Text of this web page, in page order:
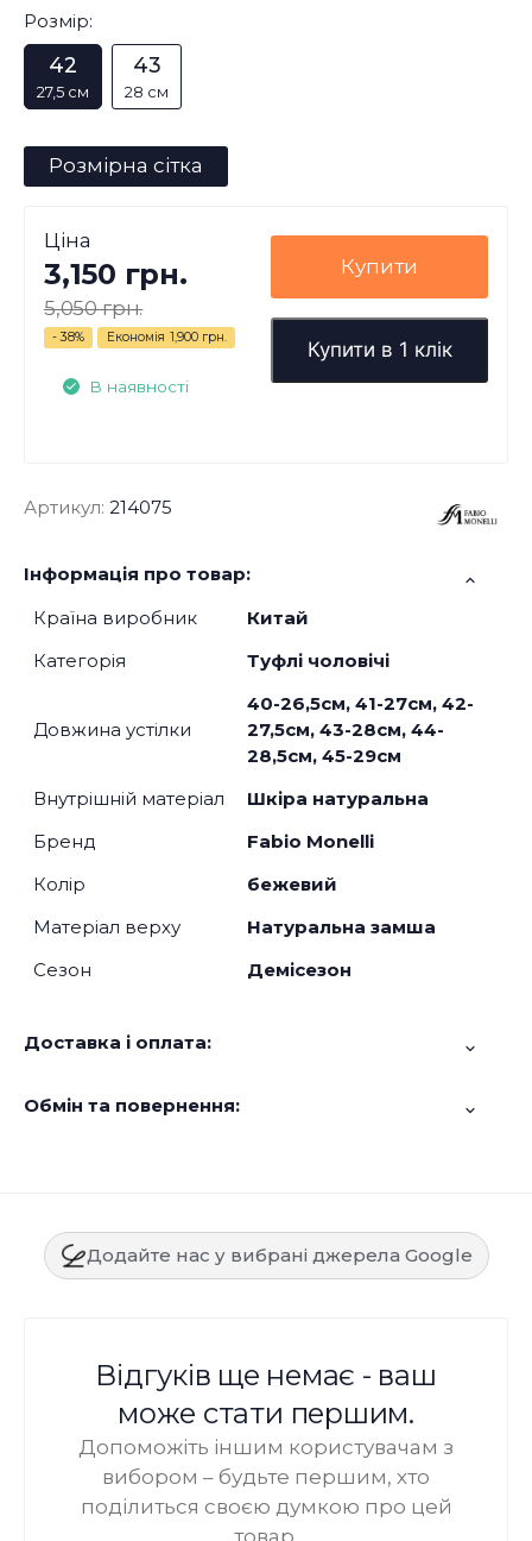
Розмір:
42
27,5 см
43
28 см
Розмірна сітка
Ціна
3,150 грн.
5,050 грн.
- 38% Економія 1,900 грн.
В наявності
Купити
Купити в 1 клік
Артикул: 214075
Інформація про товар:
Країна виробник
Китай
Категорія
Туфлі чоловічі
Довжина устілки
40-26,5см, 41-27см, 42-
27,5см, 43-28см, 44-
28,5см, 45-29см
Внутрішній матеріал
Шкіра натуральна
Бренд
Fabio Monelli
Колір
бежевий
Матеріал верху
Натуральна замша
Сезон
Демісезон
Доставка і оплата:
Обмін та повернення:
Додайте нас у вибрані джерела Google
Відгуків ще немає - ваш
може стати першим.
Допоможіть іншим користувачам з
вибором – будьте першим, хто
поділиться своєю думкою про цей